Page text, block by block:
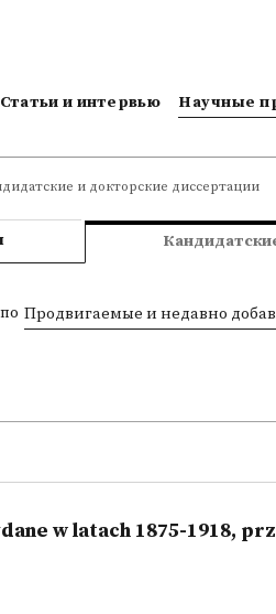
Статьи и интервью Научные
и докторские диссертации
Продвигаемые и недавно
w latach 1875-1918,